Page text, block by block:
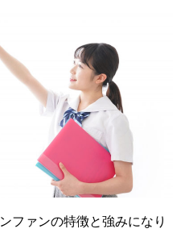
ファンの特徴と強みになり